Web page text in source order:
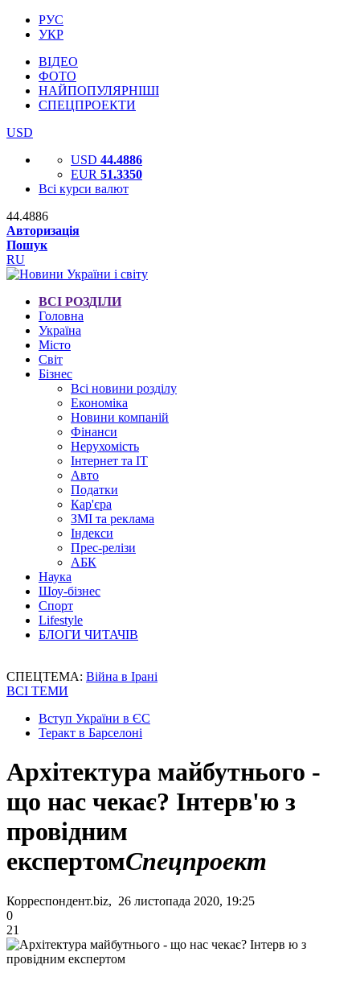
РУС
УКР
ВІДЕО
ФОТО
НАЙПОПУЛЯРНІШІ
СПЕЦПРОЕКТИ
USD
USD 44.4886
EUR 51.3350
Всі курси валют
44.4886
Авторизація
Пошук
RU
ВСІ РОЗДІЛИ
Головна
Україна
Місто
Світ
Бізнес
Всі новини розділу
Економіка
Новини компаній
Фінанси
Нерухомість
Інтернет та IT
Авто
Податки
Кар'єра
ЗМІ та реклама
Індекси
Прес-релізи
АБК
Наука
Шоу-бізнес
Спорт
Lifestyle
БЛОГИ ЧИТАЧІВ
СПЕЦТЕМА: Війна в Ірані
ВСІ ТЕМИ
Вступ України в ЄС
Теракт в Барселоні
Архітектура майбутнього -
що нас чекає? Інтерв'ю з
провідним
експертомСпецпроект
Корреспондент.biz, 26 листопада 2020, 19:25
0
21